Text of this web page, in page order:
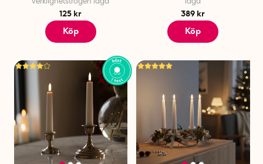
125 kr
Köp
389 kr
Köp